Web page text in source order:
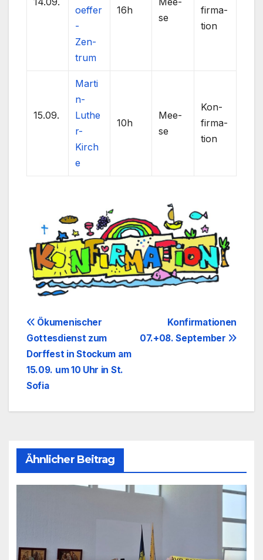
oeffer
-
Zen­
trum
16h
se
fir­ma­
ti­on
15.09.
Marti
n-
Luthe
r-
Kirch
e
10h
Mee­
se
Kon­
fir­ma­
ti­on
BeitragsnavigationKonfirmationen
07.+08. September
Ökumenischer
Gottesdienst zum
Dorffest in Stockum am
15.09. um 10 Uhr in St.
Sofia
Ähnlicher Beitrag